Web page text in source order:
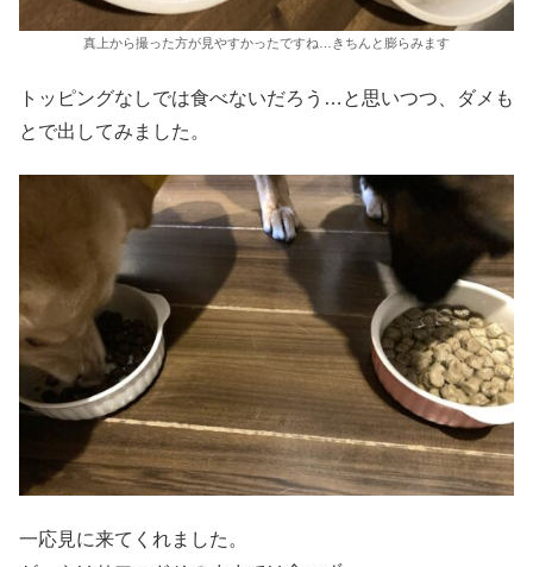
真上から撮った方が見やすかったですね…きちんと膨らみます
トッピングなしでは食べないだろう…と思いつつ、ダメも
とで出してみました。
一応見に来てくれました。